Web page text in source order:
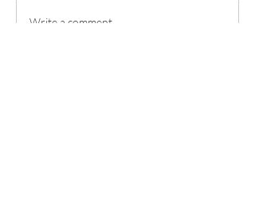
Write a comment...